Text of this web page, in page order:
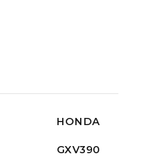
HONDA
GXV390